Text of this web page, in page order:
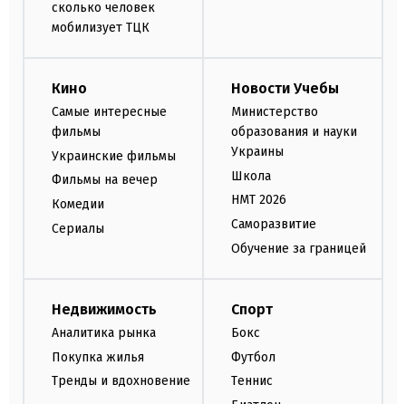
сколько человек
мобилизует ТЦК
Кино
Самые интересные
фильмы
Украинские фильмы
Фильмы на вечер
Комедии
Сериалы
Новости Учебы
Министерство
образования и науки
Украины
Школа
НМТ 2026
Саморазвитие
Обучение за границей
Недвижимость
Аналитика рынка
Покупка жилья
Тренды и вдохновение
Спорт
Бокс
Футбол
Теннис